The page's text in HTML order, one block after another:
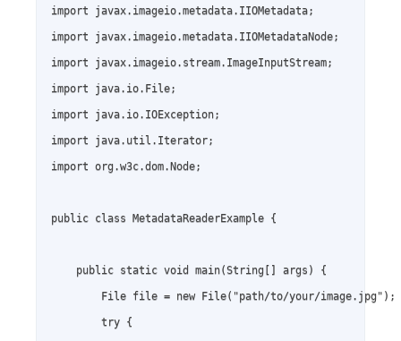
import javax.imageio.metadata.IIOMetadata;
import javax.imageio.metadata.IIOMetadataNode;
import javax.imageio.stream.ImageInputStream;
import java.io.File;
import java.io.IOException;
import java.util.Iterator;
import org.w3c.dom.Node;
public class MetadataReaderExample {
    public static void main(String[] args) {
        File file = new File("path/to/your/image.jpg");
        try {